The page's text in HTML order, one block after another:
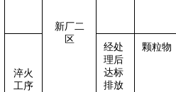
新厂二
区
淬火
工序
经处
理后
达标
排放
颗粒物